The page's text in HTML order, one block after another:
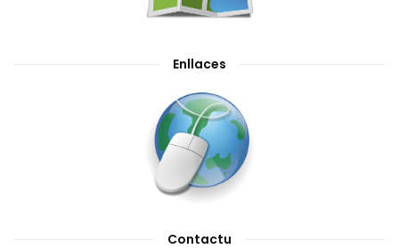
Enllaces
Contactu